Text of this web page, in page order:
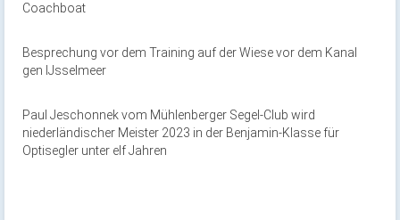
Coachboat
Besprechung vor dem Training auf der Wiese vor dem Kanal
gen IJsselmeer
Paul Jeschonnek vom Mühlenberger Segel-Club wird
niederländischer Meister 2023 in der Benjamin-Klasse für
Optisegler unter elf Jahren